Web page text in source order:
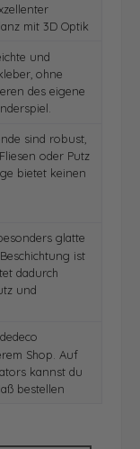
mit 3D Optik
und
ohne
des eigene
sind robust,
oder Putz
bietet keinen
glatte
ist
dadurch
und
Shop. Auf
kannst du
bestellen